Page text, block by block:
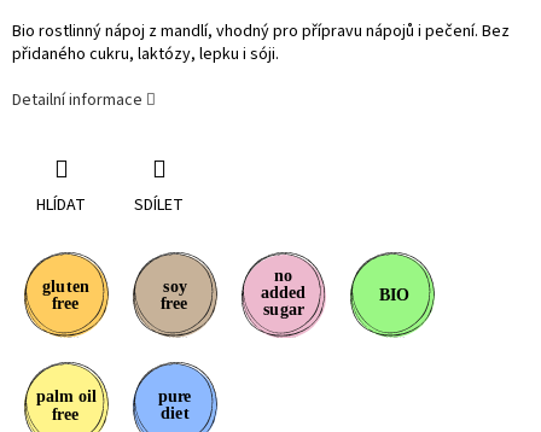
Bio rostlinný nápoj z mandlí, vhodný pro přípravu nápojů i pečení. Bez
přidaného cukru, laktózy, lepku i sóji.
Detailní informace
HLÍDAT SDÍLET